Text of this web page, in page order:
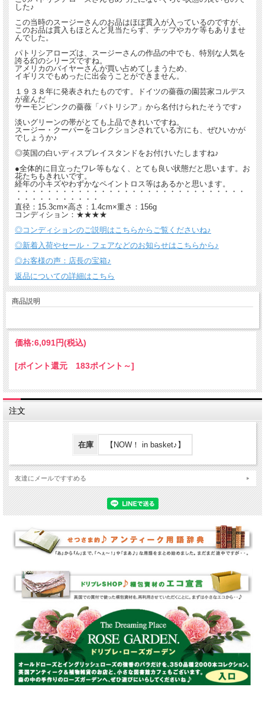
した♪
この当時のスージーさんのお品はほぼ貫入が入っているのですが、
このお品は貫入もほとんど見当たらず、チップやカケ等もありませ
んでした。
パトリシアローズは、スージーさんの作品の中でも、特別な人気を
誇る幻のシリーズですね。
アメリカのバイヤーさんが買い占めてしまうため、
イギリスでもめったに出会うことができません。
１９３８年に発表されたものです。ドイツの薔薇の園芸家コルデス
が産んだ
サーモンピンクの薔薇「パトリシア」から名付けられたそうです♪
淡いグリーンの帯がとても上品できれいですね。
スージー・クーパーをコレクションされている方にも、ぜひいかが
でしょうか♪
◎英国の白いディスプレイスタンドをお付けいたしますね♪
●全体的に目立ったワレ等もなく、とても良い状態だと思います。お
花たちもきれいです。
経年の小キズやわずかなペイントロス等はあるかと思います。
・・・・・・・・・・・・・・・・・・・・・・・・・・・・・・
・・・・・・・・・・・
直径：15.3cm×高さ：1.4cm×重さ：156g
コンディション：★★★★
◎コンディションのご説明はこちらからご覧くださいね♪
◎新着入荷やセール・フェアなどのお知らせはこちらから♪
◎お客様の声：店長の宝箱♪
返品についての詳細はこちら
商品説明
価格:6,091円(税込)
[ポイント還元 183ポイント～]
注文
在庫 【NOW！ in basket♪】
友達にメールですすめる